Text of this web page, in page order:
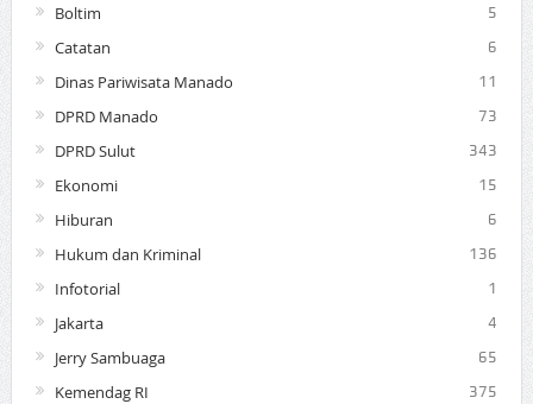
Boltim 5
Catatan 6
Dinas Pariwisata Manado 11
DPRD Manado 73
DPRD Sulut 343
Ekonomi 15
Hiburan 6
Hukum dan Kriminal 136
Infotorial 1
Jakarta 4
Jerry Sambuaga 65
Kemendag RI 375